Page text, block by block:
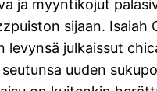
ja myyntikojut
sijaan. Isaiah
levynsä julkaissut
uuden